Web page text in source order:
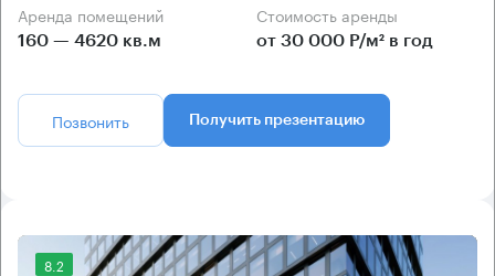
Аренда помещений
160 — 4620 кв.м
Стоимость аренды
от 30 000 Р/м² в год
Позвонить Получить презентацию
8.2